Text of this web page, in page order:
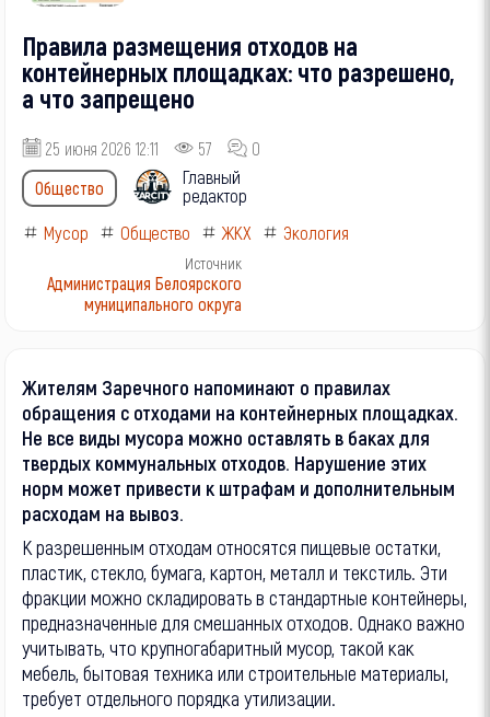
Правила размещения отходов на
контейнерных площадках: что разрешено,
а что запрещено
25 июня 2026 12:11 57
0
Общество
Главный
редактор
Мусор
Общество ЖКХ Экология
Источник
Администрация Белоярского
муниципального округа
Жителям Заречного напоминают о правилах
обращения с отходами на контейнерных площадках.
Не все виды мусора можно оставлять в баках для
твердых коммунальных отходов. Нарушение этих
норм может привести к штрафам и дополнительным
расходам на вывоз.
К разрешенным отходам относятся пищевые остатки,
пластик, стекло, бумага, картон, металл и текстиль. Эти
фракции можно складировать в стандартные контейнеры,
предназначенные для смешанных отходов. Однако важно
учитывать, что крупногабаритный мусор, такой как
мебель, бытовая техника или строительные материалы,
требует отдельного порядка утилизации.